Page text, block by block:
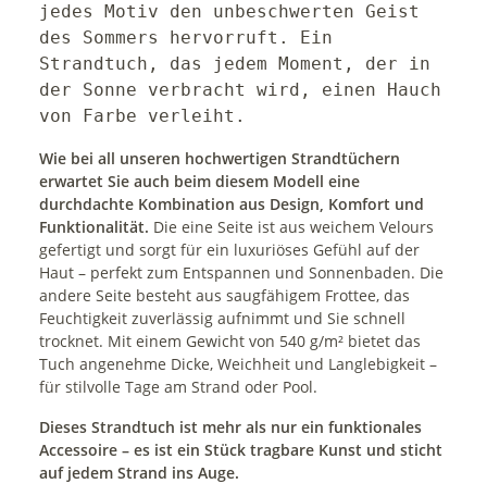
jedes Motiv den unbeschwerten Geist
des Sommers hervorruft. Ein
Strandtuch, das jedem Moment, der in
der Sonne verbracht wird, einen Hauch
von Farbe verleiht.
Wie bei all unseren hochwertigen Strandtüchern
erwartet Sie auch beim diesem Modell eine
durchdachte Kombination aus Design, Komfort und
Funktionalität. Die eine Seite ist aus weichem Velours
gefertigt und sorgt für ein luxuriöses Gefühl auf der
Haut – perfekt zum Entspannen und Sonnenbaden. Die
andere Seite besteht aus saugfähigem Frottee, das
Feuchtigkeit zuverlässig aufnimmt und Sie schnell
trocknet. Mit einem Gewicht von 540 g/m² bietet das
Tuch angenehme Dicke, Weichheit und Langlebigkeit –
für stilvolle Tage am Strand oder Pool.
Dieses Strandtuch ist mehr als nur ein funktionales
Accessoire – es ist ein Stück tragbare Kunst und sticht
auf jedem Strand ins Auge.